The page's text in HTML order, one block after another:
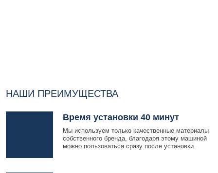
НАШИ ПРЕИМУЩЕСТВА
Время установки 40 минут
Мы используем только качественные материалы
собственного бренда, благодаря этому машиной
можно пользоваться сразу после установки.